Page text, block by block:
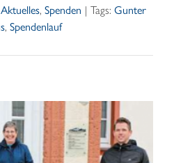
Aktuelles, Spenden | Tags: Gunter
, Spendenlauf